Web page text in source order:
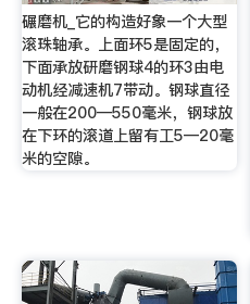
碾磨机_它的构造好象一个大型
滚珠轴承。上面环5是固定的，
下面承放研磨钢球4的环3由电
动机经减速机7带动。钢球直径
一般在200—550毫米，钢球放
在下环的滚道上留有工5—20毫
米的空隙。